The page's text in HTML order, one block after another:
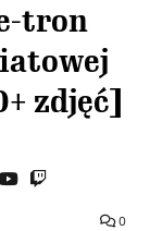
tron
zdjęć]
0